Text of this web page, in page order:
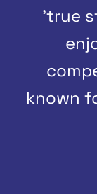
'true
known